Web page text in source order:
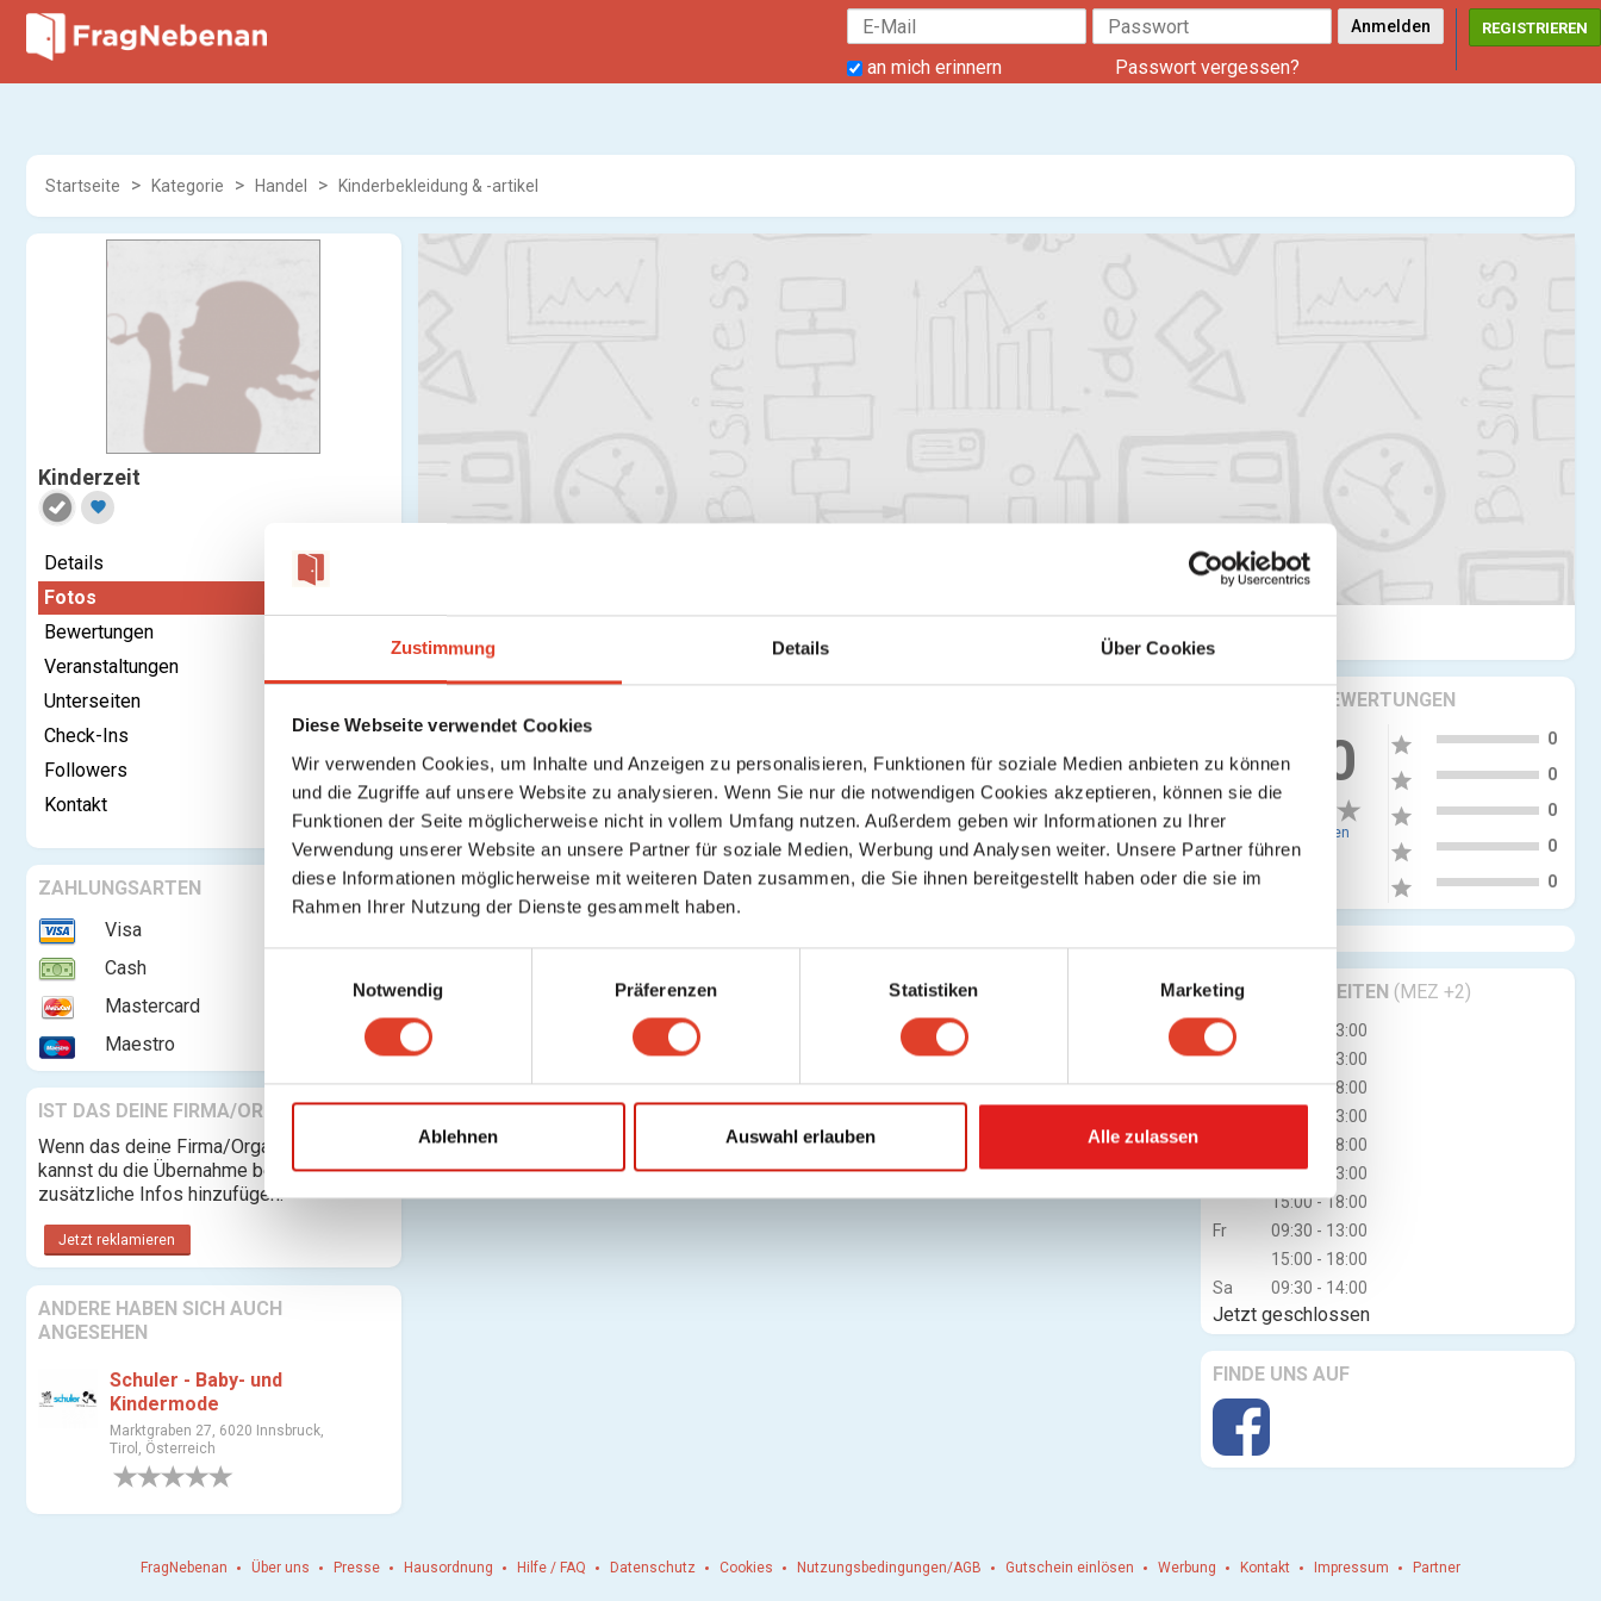
Zustimmung Details Über Cookies
Diese Webseite verwendet Cookies
Wir verwenden Cookies, um Inhalte und Anzeigen zu personalisieren, Funktionen für soziale Medien anbieten zu können
und die Zugriffe auf unsere Website zu analysieren. Wenn Sie nur die notwendigen Cookies akzeptieren, können sie die
Funktionen der Seite möglicherweise nicht in vollem Umfang nutzen. Außerdem geben wir Informationen zu Ihrer
Verwendung unserer Website an unsere Partner für soziale Medien, Werbung und Analysen weiter. Unsere Partner führen
diese Informationen möglicherweise mit weiteren Daten zusammen, die Sie ihnen bereitgestellt haben oder die sie im
Rahmen Ihrer Nutzung der Dienste gesammelt haben.
i
g
s
s
Notwendig Präferenzen Statistiken Marketing
Ablehnen Auswahl erlauben Alle zulassen
an mich erinnern Passwort vergessen?
REGISTRIEREN
Startseite Kategorie Handel Kinderbekleidung & -artikel
Kinderzeit
favorite
Details
Fotos
Bewertungen
Veranstaltungen
Unterseiten
Check-Ins
Followers
Kontakt
ZAHLUNGSARTEN
Visa
Cash
Mastercard
Maestro
IST DAS DEINE FIRMA/ORGANISATION?
Wenn das deine Firma/Organisation ist,
kannst du die Übernahme beantragen und
zusätzliche Infos hinzufügen.
Jetzt reklamieren
ANDERE HABEN SICH AUCH
ANGESEHEN
Schuler - Baby- und
Kindermode
Marktgraben 27, 6020 Innsbruck,
Tirol, Österreich
KRITIKEN & BEWERTUNGEN
0.00
0 Bewertungen
star 0
star 0
star 0
star 0
star 0
GESCHÄFTSZEITEN (MEZ +2)
Mo
09:30 - 13:00
Di
09:30 - 13:00
15:00 - 18:00
09:30 - 13:00
15:00 - 18:00
Do
09:30 - 13:00
15:00 - 18:00
Fr
09:30 - 13:00
15:00 - 18:00
Sa
09:30 - 14:00
Jetzt geschlossen
FINDE UNS AUF
Fotos
Keine weiteren Ergebnisse gefunden
FragNebenan Über uns Presse Hausordnung Hilfe / FAQ Datenschutz Cookies Nutzungsbedingungen/AGB Gutschein einlösen Werbung Kontakt Impressum Partner